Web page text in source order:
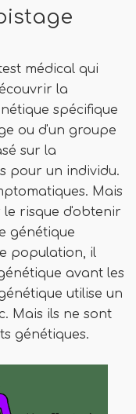
médical qui
la
spécifique
ou d'un groupe
sur la
pour un individu.
Mais
risque d'obtenir
génétique
population, il
avant les
utilise un
Mais ils ne sont
génétiques.